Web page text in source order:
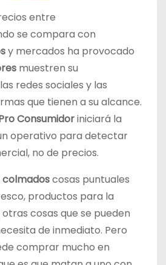
entre
se compara con
y mercados ha provocado
muestren su
redes sociales y las
que tienen a su alcance.
Consumidoriniciará la
operativo para detectar
no de precios.
colmadoscosas puntuales
productos para la
cosas que se pueden
de inmediato. Pero
comprar mucho en